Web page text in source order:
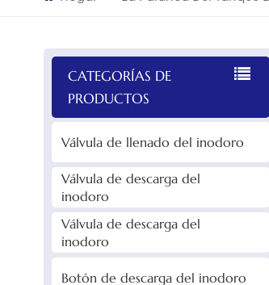
CATEGORÍAS DE
PRODUCTOS
Válvula de llenado del inodoro
Válvula de descarga del
inodoro
Válvula de descarga del
inodoro
Botón de descarga del inodoro